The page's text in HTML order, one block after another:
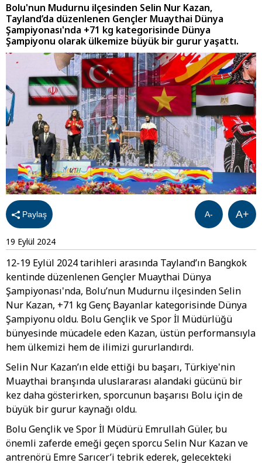
Bolu'nun Mudurnu ilçesinden Selin Nur Kazan,
Tayland’da düzenlenen Gençler Muaythai Dünya
Şampiyonası'nda +71 kg kategorisinde Dünya
Şampiyonu olarak ülkemize büyük bir gurur yaşattı.
Paylaş A+
A-
19 Eylül 2024
12-19 Eylül 2024 tarihleri arasında Tayland’ın Bangkok
kentinde düzenlenen Gençler Muaythai Dünya
Şampiyonası'nda, Bolu’nun Mudurnu ilçesinden Selin
Nur Kazan, +71 kg Genç Bayanlar kategorisinde Dünya
Şampiyonu oldu. Bolu Gençlik ve Spor İl Müdürlüğü
bünyesinde mücadele eden Kazan, üstün performansıyla
hem ülkemizi hem de ilimizi gururlandırdı.
Selin Nur Kazan’ın elde ettiği bu başarı, Türkiye'nin
Muaythai branşında uluslararası alandaki gücünü bir
kez daha gösterirken, sporcunun başarısı Bolu için de
büyük bir gurur kaynağı oldu.
Bolu Gençlik ve Spor İl Müdürü Emrullah Güler, bu
önemli zaferde emeği geçen sporcu Selin Nur Kazan ve
antrenörü Emre Sarıcer’i tebrik ederek, gelecekteki